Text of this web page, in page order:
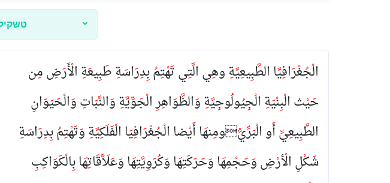
الْجُغْرَافِيَّا الطَّبِيعِيَّةِ وهِي الَّتِي تَهْتِمُ بِدِرَاسَةِ طَبِيعَةِ الْأَرَضِ مِن
حَيْث الْبِنْيَةِ الْجِيُولُوجِيَّةِ وَالظَّوَاهِرِ الْجَوِّيَّةِ وَالنَّبَاتِ وَالْحَيَوَانِ
الطَّبِيعِيِّ أَو الْبَرِّيُّومِنهَا أَيْضا الْجُغْرَافِيَا الْفَلَكِيَّةِ وَتَهْتِمُ بِدِرَاسَةِ
شَكْلِ الْأرْضِ وَحَجْمِهَا وَحَرَكَتِهَا وَكُرَوِيَّتِهَا وَعَلَاَّقَاتِهَا بِالْكَوَاكِبِ